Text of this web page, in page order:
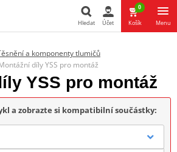
Hledat Účet
0
Košík Menu
a komponenty tlumičů
díly YSS pro montáž
YSS pro montáž
a zobrazte si kompatibilní součástky: